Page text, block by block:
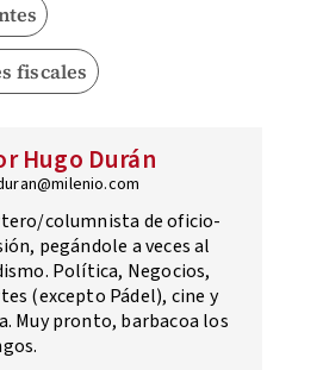
fiscales
Hugo Durán
columnista de oficio-
pegándole a veces al
Política, Negocios,
(excepto Pádel), cine y
Muy pronto, barbacoa los